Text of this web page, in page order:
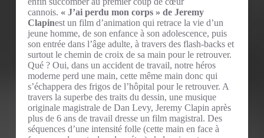
cannois. « J’ai perdu mon corps » de Jeremy
Clapinest un film d’animation qui retrace la vie d’un
jeune homme, de son enfance à son adolescence, puis
son entrée dans l’âge adulte, à travers des flash-backs et
surtout le chemin de croix de sa main pour le retrouver.
Qué ? Oui, dans un accident de travail, notre héros
moderne perd une main, cette même main donc qui
s’échappera des frigos de l’hôpital pour le retrouver. A
travers la superbe des traits du dessin, une musique
originale magistrale de Dan Levy, Jeremy Clapin après
plus de 6 ans de travail dresse un film magistral. Des
séquences d’une intensité folle (cette main en face à